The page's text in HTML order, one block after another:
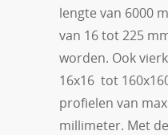
lengte van 6000
van 16 tot 225
worden. Ook
16x16 tot
profielen van
millimeter. Met